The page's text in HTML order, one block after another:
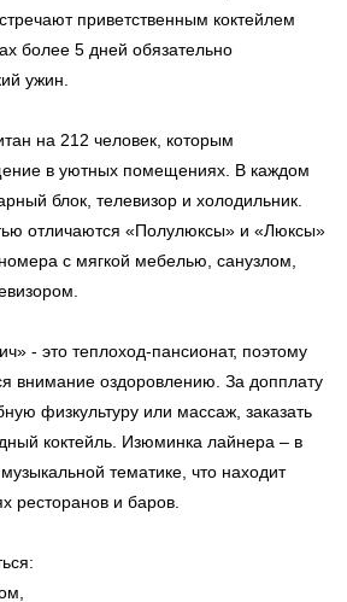
приветственным коктейлем
более 5 дней обязательно
ужин.
на 212 человек, которым
в уютных помещениях. В каждом
блок, телевизор и холодильник.
отличаются «Полулюксы» и «Люксы»
с мягкой мебелью, санузлом,
- это теплоход-пансионат, поэтому
внимание оздоровлению. За допплату
физкультуру или массаж, заказать
коктейль. Изюминка лайнера – в
тематике, что находит
ресторанов и баров.